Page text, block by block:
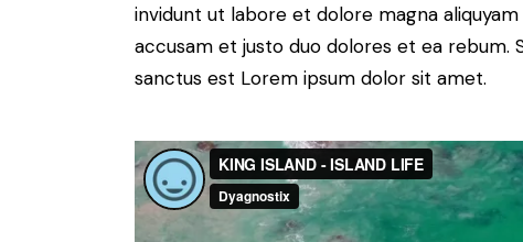
invidunt ut labore et dolore magna
accusam et justo duo dolores et ea rebum.
sanctus est Lorem ipsum dolor sit amet.